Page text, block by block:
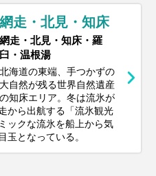
網走・北見・知床
網走・北見・知床・羅
臼・温根湯
北海道の東端、手つかずの
大自然が残る世界自然遺産
の知床エリア。冬は流氷が
から出航する「流氷観光
ックな流氷を船上から気
玉となっている。